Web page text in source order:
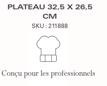
PLATEAU 32,5 X 26,5
CM
SKU : 211888
Conçu pour les professionnels